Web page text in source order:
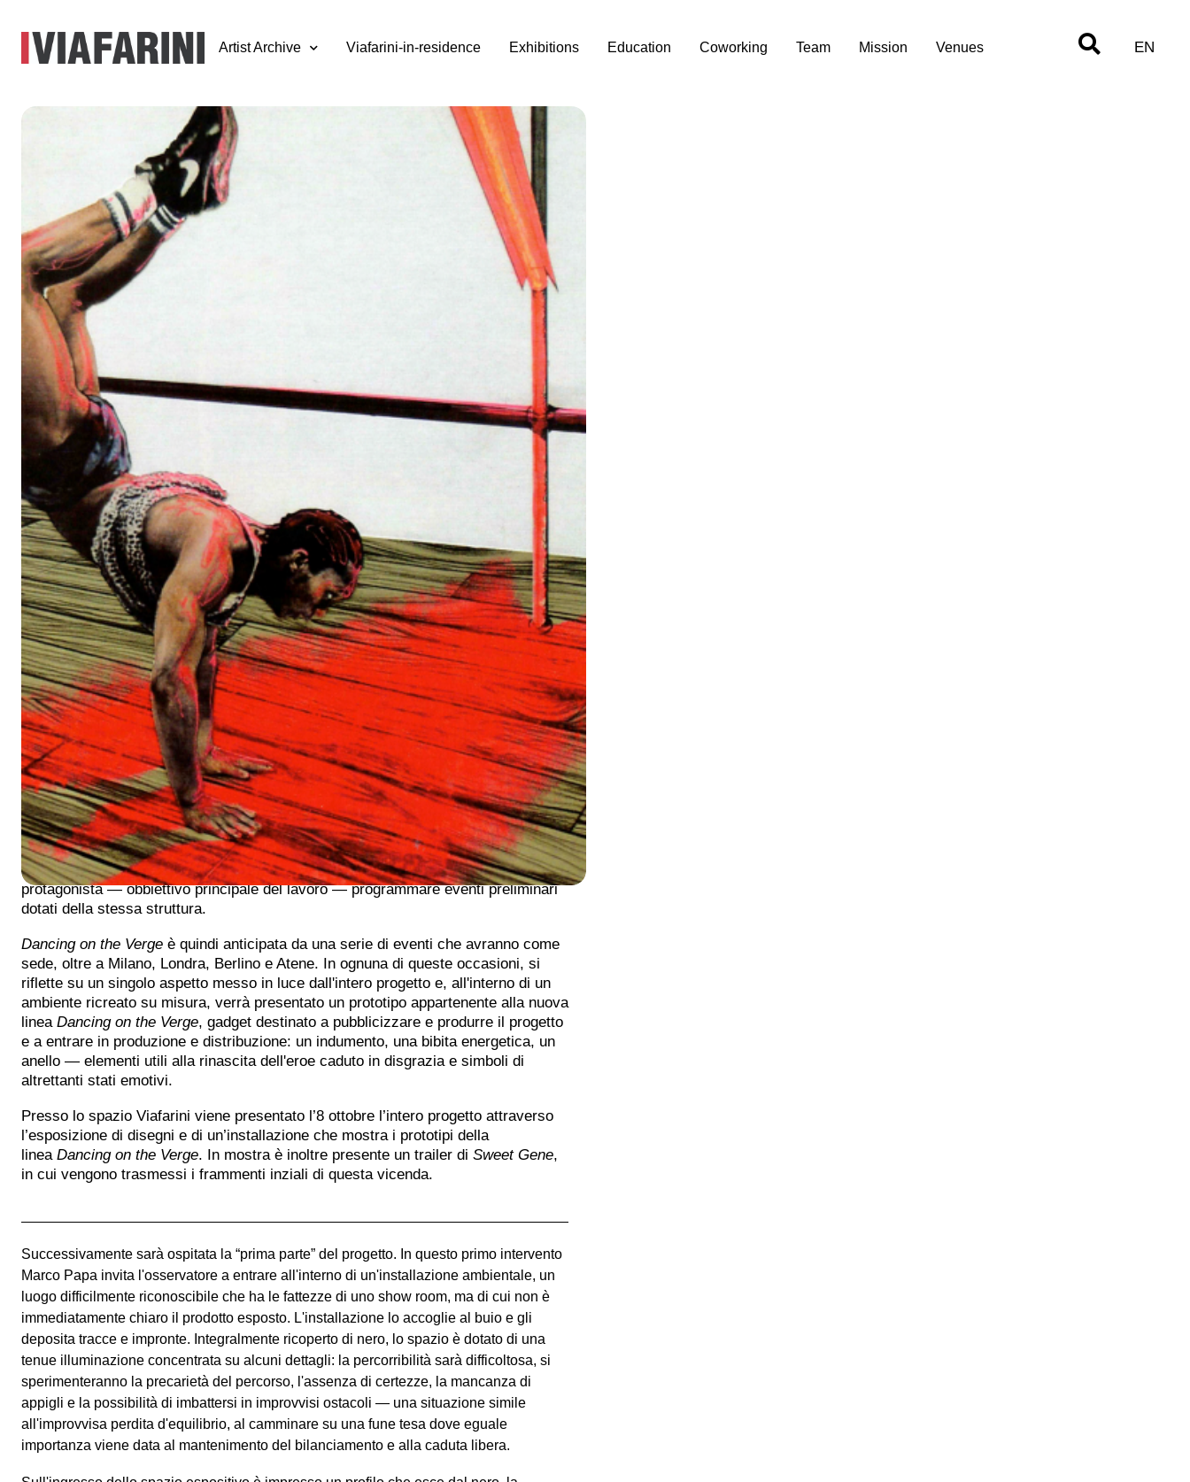
Artist Archive Viafarini-in-residence Exhibitions Education Coworking Team Mission Venues EN
Marco Papa,
Dancing on the
Verge – Ouverture
8 - 11 ottobre 2003
a cura di Milovan Farronato
Dancing on the Vergeè unwork in progress
performativa: un set cinematografico, un ambiente in continua trasformazione e
ridefinizione all’interno del quale la nota icona del serial televisivo
Famosi, Gene Anthony Ray , aliasLeroy Johnson, eseguirà una serie di
performance. Installazione, dipinto, un’apparente scultura,il tutto ripreso da una troupe
dalla presenza performativa che realizza un video inteso come sintesi e compimento di
un’opera totale, capace di coinvolgere differenti media all’interno di un progetto
unitario. Il set in cui l’attore è chiamato a esibirsi è un immensotrompe l’oeil, un luogo
integralmente dipinto attraverso graffite e pigmenti dai colori sempre freschi, un
ambiente fittizio in grado di sfidare per verosomiglianza la realtà stessa. Il lavoro riflette
sul confine tra realtà e finzione, arte e spettacolo, e si domanda se l’arte possa
realmente offrire una possibilità di riscatto a un talento dimenticato.
Il progetto è iniziato un anno fa con un annuncio rivolto a Gene Anthony Ray
pubblicato su “tema celeste” all’interno del quale si richiedeva la sua
collaborazione. Ritrovato il ballerino in un quartiere di Harlem, e verificate le sue
precarie condizioni di salute, il lavoro ha subito nel corso del tempo significativi e
strutturali cambiamenti — parti integranti di una sceneggiatura che ne segue gli
imprevedibili avvenimenti ripresi nel documentarioSweet Genedal
filmmakerDuccio Fabbri. È quindi divenuto necessario, al fine di finanziare
l’intero progetto e costruire la concreta riabilitazione fisica e psicologica del suo
protagonista — obbiettivo principale del lavoro — programmare eventi preliminari
dotati della stessa struttura.
Dancing on the Verge è quindi anticipata da una serie di eventi che avranno come
sede, oltre a Milano, Londra, Berlino e Atene. In ognuna di queste occasioni, si
riflette su un singolo aspetto messo in luce dall'intero progetto e, all'interno di un
ambiente ricreato su misura, verrà presentato un prototipo appartenente alla nuova
linea Dancing on the Verge, gadget destinato a pubblicizzare e produrre il progetto
e a entrare in produzione e distribuzione: un indumento, una bibita energetica, un
anello — elementi utili alla rinascita dell'eroe caduto in disgrazia e simboli di
altrettanti stati emotivi.
Presso lo spazio Viafarini viene presentato l’8 ottobre l’intero progetto attraverso
l’esposizione di disegni e di un’installazione che mostra i prototipi della
linea Dancing on the Verge. In mostra è inoltre presente un trailer di Sweet Gene,
in cui vengono trasmessi i frammenti inziali di questa vicenda.
Successivamente sarà ospitata la “prima parte” del progetto. In questo primo intervento
Marco Papa invita l'osservatore a entrare all'interno di un'installazione ambientale, un
luogo difficilmente riconoscibile che ha le fattezze di uno show room, ma di cui non è
immediatamente chiaro il prodotto esposto. L'installazione lo accoglie al buio e gli
deposita tracce e impronte. Integralmente ricoperto di nero, lo spazio è dotato di una
tenue illuminazione concentrata su alcuni dettagli: la percorribilità sarà difficoltosa, si
sperimenteranno la precarietà del percorso, l'assenza di certezze, la mancanza di
appigli e la possibilità di imbattersi in improvvisi ostacoli — una situazione simile
all'improvvisa perdita d'equilibrio, al camminare su una fune tesa dove eguale
importanza viene data al mantenimento del bilanciamento e alla caduta libera.